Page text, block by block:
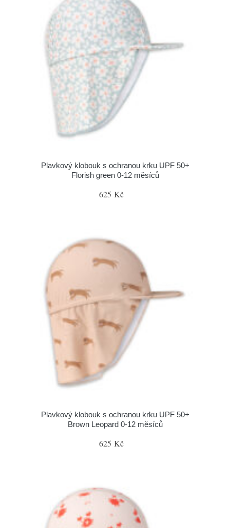
Plavkový klobouk s ochranou krku UPF 50+
Florish green 0-12 měsíců
625 Kč
Plavkový klobouk s ochranou krku UPF 50+
Brown Leopard 0-12 měsíců
625 Kč